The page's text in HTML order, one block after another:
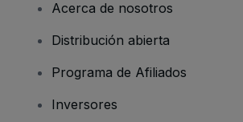
Acerca de nosotros
Distribución abierta
Programa de Afiliados
Inversores